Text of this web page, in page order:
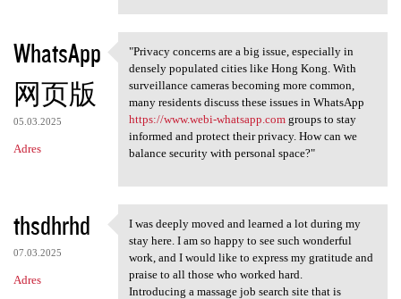
WhatsApp
网页版
05.03.2025
Adres
"Privacy concerns are a big
"Privacy concerns are a big issue, especially in
densely populated cities like Hong Kong. With
surveillance cameras becoming more common,
many residents discuss these issues in WhatsApp
https://www.webi-whatsapp.comgroups to stay
informed and protect their privacy. How can we
balance security with personal space?"
thsdhrhd
07.03.2025
Adres
I was deeply moved and
I was deeply moved and learned a lot during my
stay here. I am so happy to see such wonderful
work, and I would like to express my gratitude and
praise to all those who worked hard.
Introducing a massage job search site that is